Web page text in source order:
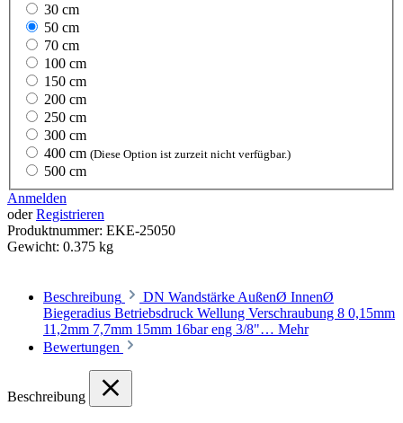
30 cm
50 cm
70 cm
100 cm
150 cm
200 cm
250 cm
300 cm
400 cm (Diese Option ist zurzeit nicht verfügbar.)
500 cm
Anmelden
oderRegistrieren
Produktnummer: EKE-25050
Gewicht: 0.375 kg
Beschreibung
DN Wandstärke AußenØ InnenØ
Biegeradius Betriebsdruck Wellung Verschraubung 8 0,15mm
11,2mm 7,7mm 15mm 16bar eng 3/8"… Mehr
Bewertungen
Beschreibung